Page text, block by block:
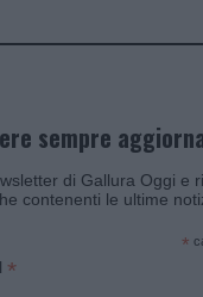
sempre
di Gallura Oggi e
contenenti le ultime
*
*